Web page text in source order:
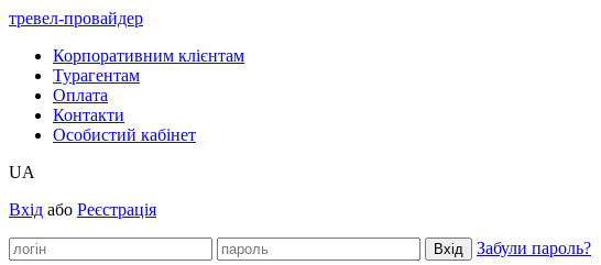
тревел-провайдер
Корпоративним клієнтам
Турагентам
Оплата
Контакти
Особистий кабінет
UA
Вхід або Реєстрація
Забули пароль?